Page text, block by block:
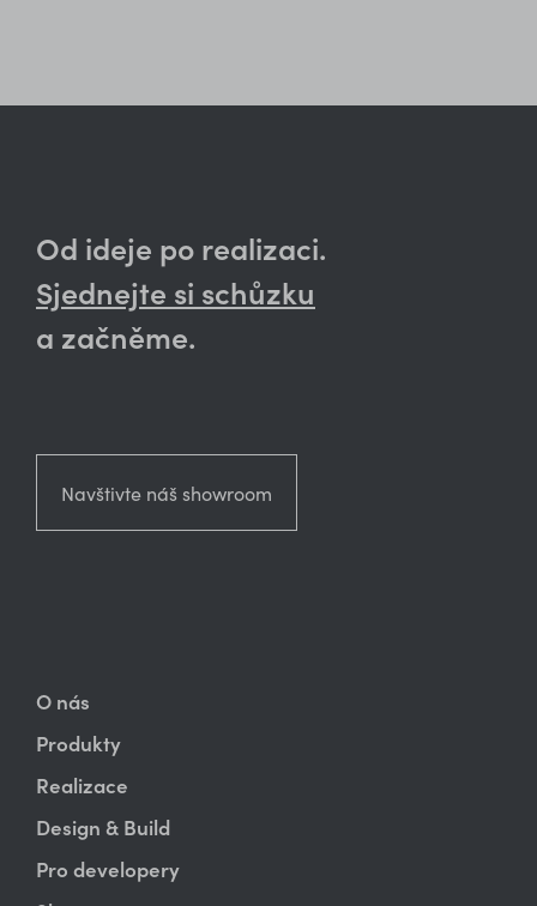
Od ideje po realizaci.
Sjednejte si schůzku
a začněme.
Navštivte náš showroom
O nás
Produkty
Realizace
Design & Build
Pro developery